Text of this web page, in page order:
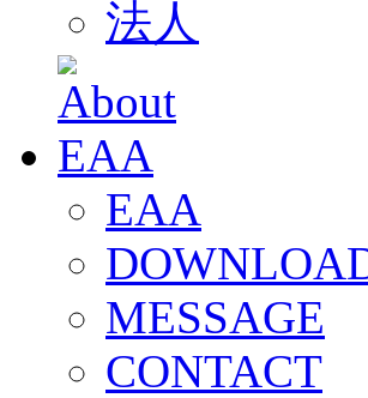
法人
EAA
MESSAGE
CONTACT